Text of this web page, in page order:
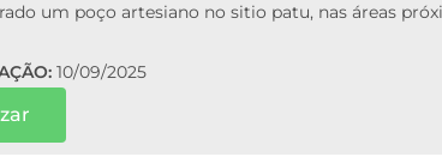
um poço artesiano no sitio patu, nas áreas
10/09/2025